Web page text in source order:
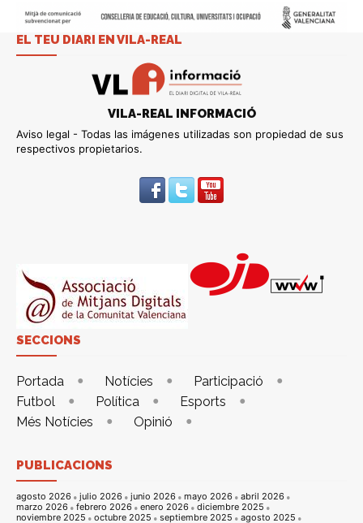
EL TEU DIARI EN VILA-REAL
VILA-REAL INFORMACIÓ
Aviso legal - Todas las imágenes utilizadas son propiedad de sus
respectivos propietarios.
SECCIONS
Portada Notícies
Participació
Futbol
Política
Esports
Més Notícies
Opinió
PUBLICACIONS
agosto 2026 julio 2026 junio 2026 mayo 2026
abril 2026
marzo 2026
febrero 2026 enero 2026
diciembre 2025
noviembre 2025
octubre 2025 septiembre 2025
agosto 2025